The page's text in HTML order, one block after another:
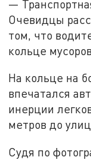
—
Очевидцы
том, что
кольце
На кольце на
впечатался
инерции
метров до
Судя по